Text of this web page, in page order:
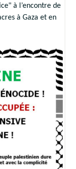
à l’encontre de
à Gaza et en